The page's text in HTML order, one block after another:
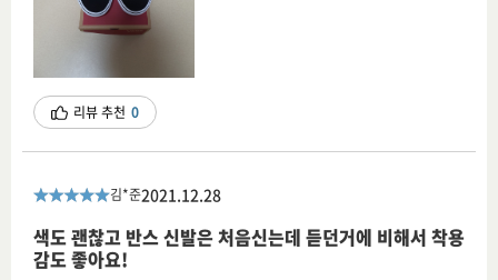
리뷰 추천 0
김*준2021.12.28
색도 괜찮고 반스 신발은 처음신는데 듣던거에 비해서 착용
감도 좋아요!